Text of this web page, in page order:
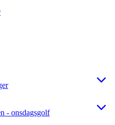
- onsdagsgolf